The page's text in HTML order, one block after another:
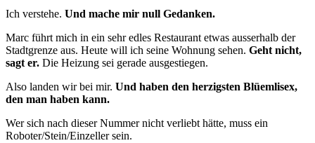
Ich verstehe. Und mache mir null Gedanken.
Marc führt mich in ein sehr edles Restaurant etwas ausserhalb der
Stadtgrenze aus. Heute will ich seine Wohnung sehen. Geht nicht,
sagt er. Die Heizung sei gerade ausgestiegen.
Also landen wir bei mir. Und haben den herzigsten Blüemlisex,
den man haben kann.
Wer sich nach dieser Nummer nicht verliebt hätte, muss ein
Roboter/Stein/Einzeller sein.